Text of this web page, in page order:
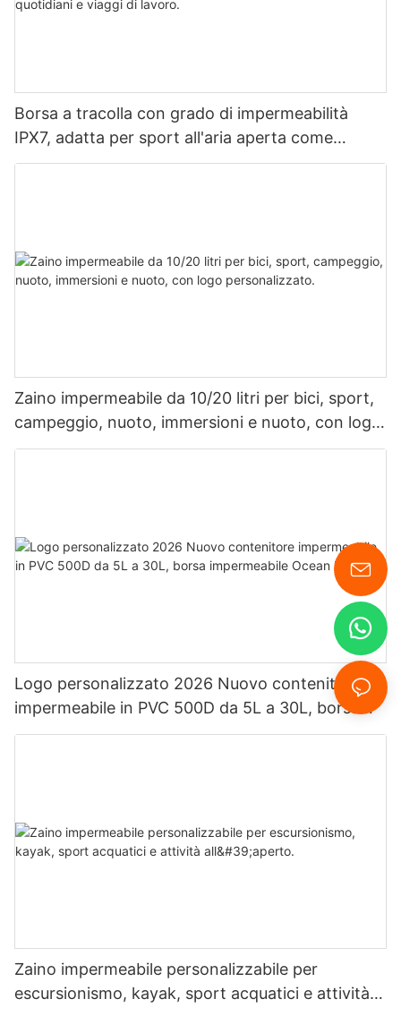
Borsa a tracolla con grado di impermeabilità
IPX7, adatta per sport all'aria aperta come
rafting, speleologia, viaggi quotidiani e viaggi di
Zaino impermeabile da 10/20 litri per bici, sport,
campeggio, nuoto, immersioni e nuoto, con logo
personalizzato.
Logo personalizzato 2026 Nuovo contenitore
impermeabile in PVC 500D da 5L a 30L, borsa
impermeabile Ocean Pack.
Zaino impermeabile personalizzabile per
escursionismo, kayak, sport acquatici e attività